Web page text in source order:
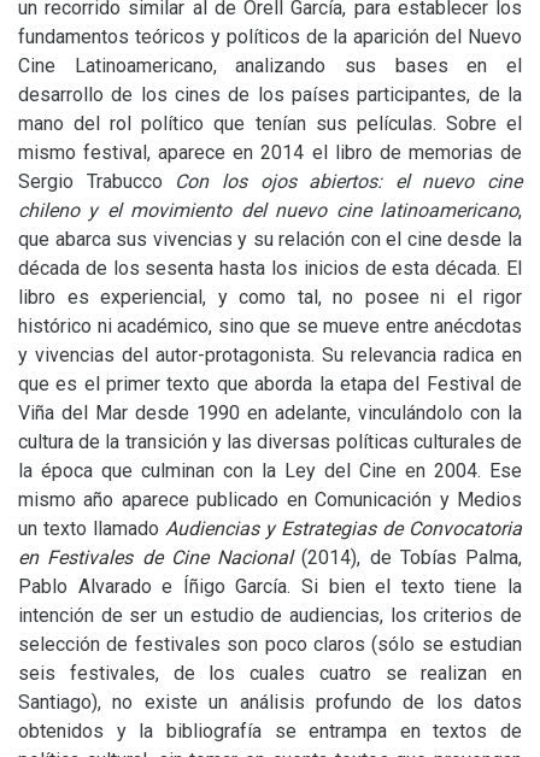
un recorrido similar al de Orell García, para establecer los
fundamentos teóricos y políticos de la aparición del Nuevo
Cine Latinoamericano, analizando sus bases en el
desarrollo de los cines de los países participantes, de la
mano del rol político que tenían sus películas. Sobre el
mismo festival, aparece en 2014 el libro de memorias de
Sergio Trabucco Con los ojos abiertos: el nuevo cine
chileno y el movimiento del nuevo cine latinoamericano,
que abarca sus vivencias y su relación con el cine desde la
década de los sesenta hasta los inicios de esta década. El
libro es experiencial, y como tal, no posee ni el rigor
histórico ni académico, sino que se mueve entre anécdotas
y vivencias del autor-protagonista. Su relevancia radica en
que es el primer texto que aborda la etapa del Festival de
Viña del Mar desde 1990 en adelante, vinculándolo con la
cultura de la transición y las diversas políticas culturales de
la época que culminan con la Ley del Cine en 2004. Ese
mismo año aparece publicado en Comunicación y Medios
un texto llamado Audiencias y Estrategias de Convocatoria
en Festivales de Cine Nacional (2014), de Tobías Palma,
Pablo Alvarado e Íñigo García. Si bien el texto tiene la
intención de ser un estudio de audiencias, los criterios de
selección de festivales son poco claros (sólo se estudian
seis festivales, de los cuales cuatro se realizan en
Santiago), no existe un análisis profundo de los datos
obtenidos y la bibliografía se entrampa en textos de